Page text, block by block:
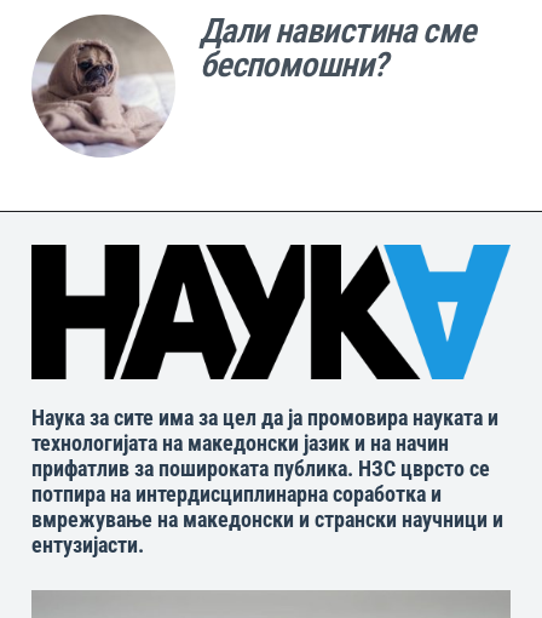
Дали навистина сме
беспомошни?
Наука за сите има за цел да ја промовира науката и
технологијата на македонски јазик и на начин
прифатлив за пошироката публика. НЗС цврсто се
потпира на интердисциплинарна соработка и
вмрежување на македонски и странски научници и
ентузијасти.